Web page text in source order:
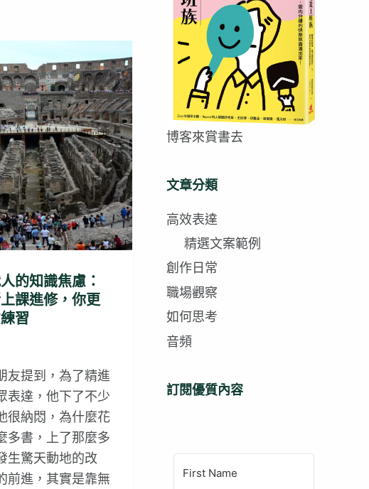
的知識焦慮：
課進修，你更
習
友提到，為了精進
表達，他下了不少
很納悶，為什麼花
多書，上了那麼多
生驚天動地的改
前進，其實是靠無
博客來賞書去
文章分類
高效表達
精選文案範例
創作日常
職場觀察
如何思考
音頻
訂閱優質內容